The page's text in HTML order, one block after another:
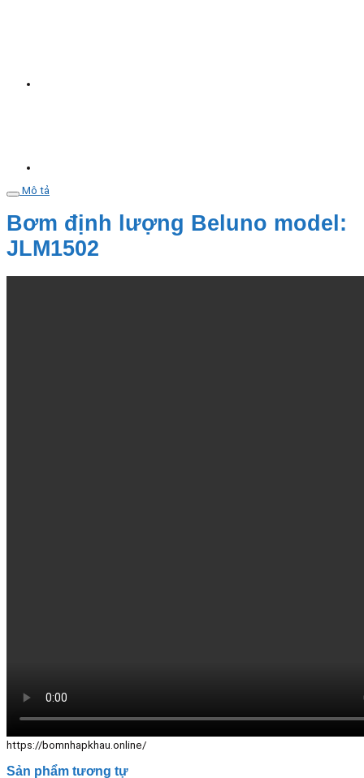
Mô tả
Bơm định lượng Beluno model:
JLM1502
https://bomnhapkhau.online/
Sản phẩm tương tự